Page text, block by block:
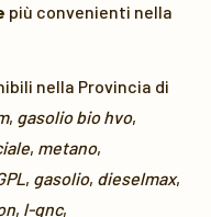
più convenienti nella
nella Provincia di
, gasolio bio hvo,
, metano,
, gasolio, dieselmax,
, l-gnc,